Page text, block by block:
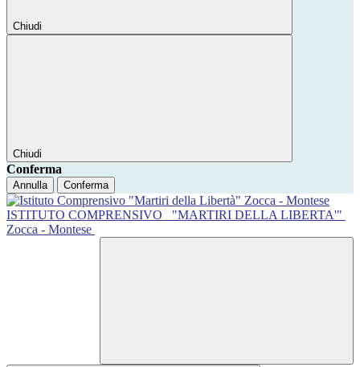
Chiudi
Chiudi
Conferma
Annulla Conferma
ISTITUTO COMPRENSIVO
"MARTIRI DELLA LIBERTA'"
Zocca - Montese